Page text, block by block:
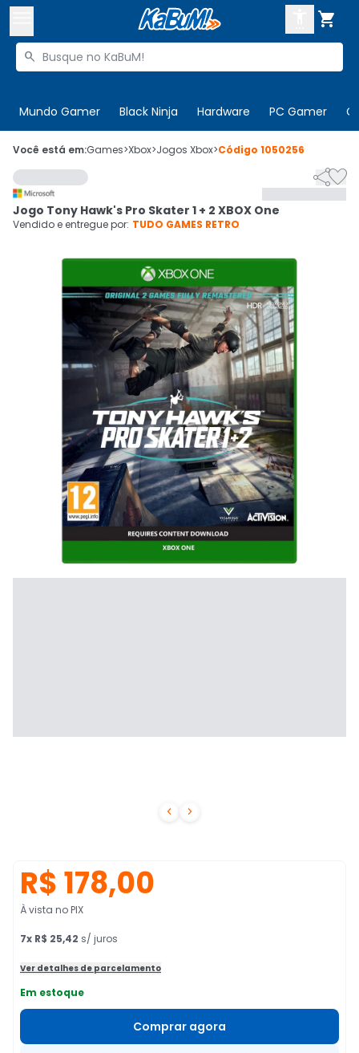

Buscar produtos

Mundo Gamer Black Ninja Hardware PC Gamer
 Olá. Acesse sua conta
 Departamentos
Cupons
Mais Vendidos
Ativar tradutor em libras
CADASTRE-SE
Você está em:Games>Xbox>Jogos Xbox>Código 1050256
 

Jogo Tony Hawk's Pro Skater 1 + 2 XBOX One
Vendido e entregue por: TUDO GAMES RETRO
R$ 178,00
À vista no PIX
7x R$ 25,42 s/ juros
Ver detalhes de parcelamento
Em estoque
Comprar agora